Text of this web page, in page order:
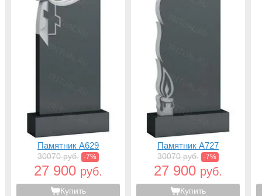
Памятник A629
30070 руб. -7%
27 900 руб.
Купить
Памятник A727
30070 руб. -7%
27 900 руб.
Купить